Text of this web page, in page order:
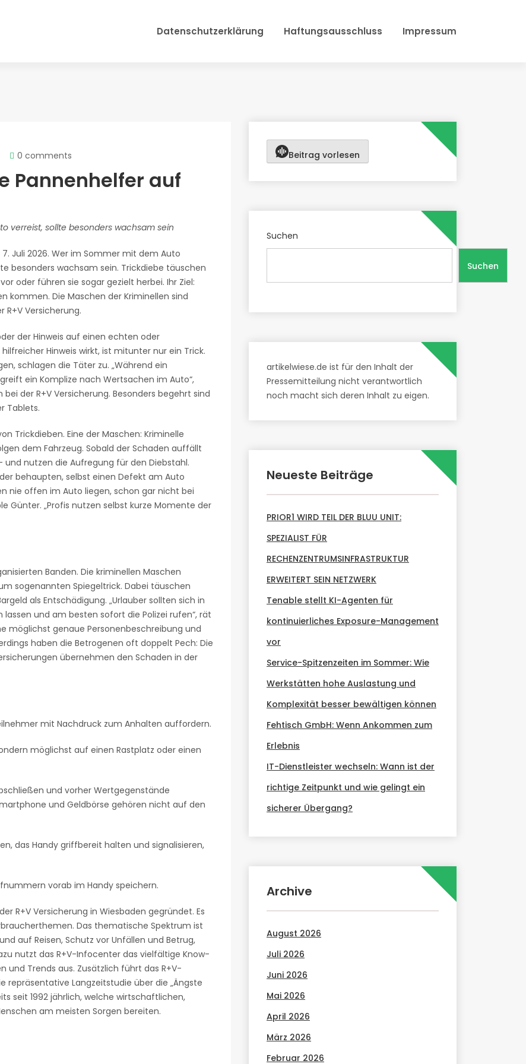
Datenschutzerklärung Haftungsausschluss Impressum
0 comments
Pannenhelfer auf
verreist, sollte besonders wachsam sein
7. Juli 2026. Wer im Sommer mit dem Auto
besonders wachsam sein. Trickdiebe täuschen
oder führen sie sogar gezielt herbei. Ihr Ziel:
kommen. Die Maschen der Kriminellen sind
Versicherung.
der Hinweis auf einen echten oder
Hinweis wirkt, ist mitunter nur ein Trick.
schlagen die Täter zu. „Während ein
ein Komplize nach Wertsachen im Auto“,
der R+V Versicherung. Besonders begehrt sind
Tablets.
Trickdieben. Eine der Maschen: Kriminelle
dem Fahrzeug. Sobald der Schaden auffällt
nutzen die Aufregung für den Diebstahl.
behaupten, selbst einen Defekt am Auto
nie offen im Auto liegen, schon gar nicht bei
Günter. „Profis nutzen selbst kurze Momente der
Banden. Die kriminellen Maschen
sogenannten Spiegeltrick. Dabei täuschen
als Entschädigung. „Urlauber sollten sich in
und am besten sofort die Polizei rufen“, rät
möglichst genaue Personenbeschreibung und
haben die Betrogenen oft doppelt Pech: Die
übernehmen den Schaden in der
mit Nachdruck zum Anhalten auffordern.
möglichst auf einen Rastplatz oder einen
und vorher Wertgegenstände
und Geldbörse gehören nicht auf den
das Handy griffbereit halten und signalisieren,
vorab im Handy speichern.
R+V Versicherung in Wiesbaden gegründet. Es
Das thematische Spektrum ist
auf Reisen, Schutz vor Unfällen und Betrug,
nutzt das R+V-Infocenter das vielfältige Know-
und Trends aus. Zusätzlich führt das R+V-
Langzeitstudie über die „Ängste
seit 1992 jährlich, welche wirtschaftlichen,
am meisten Sorgen bereiten.
Beitrag vorlesen
Suchen
Suchen
artikelwiese.de ist für den Inhalt der
Pressemitteilung nicht verantwortlich
noch macht sich deren Inhalt zu eigen.
Neueste Beiträge
PRIOR1 WIRD TEIL DER BLUU UNIT:
SPEZIALIST FÜR
RECHENZENTRUMSINFRASTRUKTUR
ERWEITERT SEIN NETZWERK
Tenable stellt KI-Agenten für
kontinuierliches Exposure-Management
vor
Service-Spitzenzeiten im Sommer: Wie
Werkstätten hohe Auslastung und
Komplexität besser bewältigen können
Fehtisch GmbH: Wenn Ankommen zum
Erlebnis
IT-Dienstleister wechseln: Wann ist der
richtige Zeitpunkt und wie gelingt ein
sicherer Übergang?
Archive
August 2026
Juli 2026
Juni 2026
Mai 2026
April 2026
März 2026
Februar 2026